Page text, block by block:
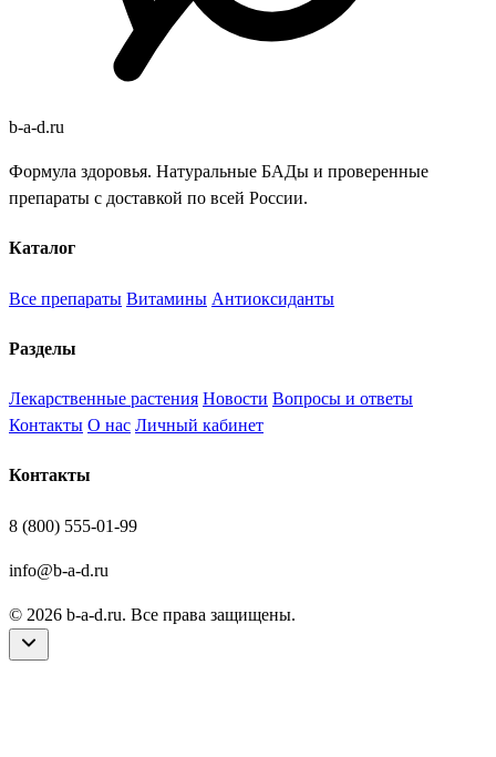
b-a-d.ru
Формула здоровья. Натуральные БАДы и проверенные
препараты с доставкой по всей России.
Каталог
Все препараты Витамины Антиоксиданты
Разделы
Лекарственные растения Новости Вопросы и ответы
Контакты О нас Личный кабинет
Контакты
8 (800) 555-01-99
info@b-a-d.ru
© 2026 b-a-d.ru. Все права защищены.